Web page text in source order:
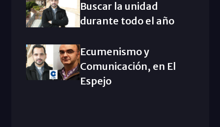
Buscar la unidad
durante todo el año
Ecumenismo y
Comunicación, en El
Espejo